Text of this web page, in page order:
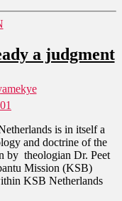
a judgment
is in itself a
and doctrine of the
by theologian Dr. Peet
Mission (KSB)
KSB Netherlands